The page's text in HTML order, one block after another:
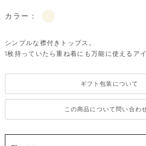
カラー：
シンプルな襟付きトップス。
1枚持っていたら重ね着にも万能に使えるア
ギフト包装について
この商品について問い合わ